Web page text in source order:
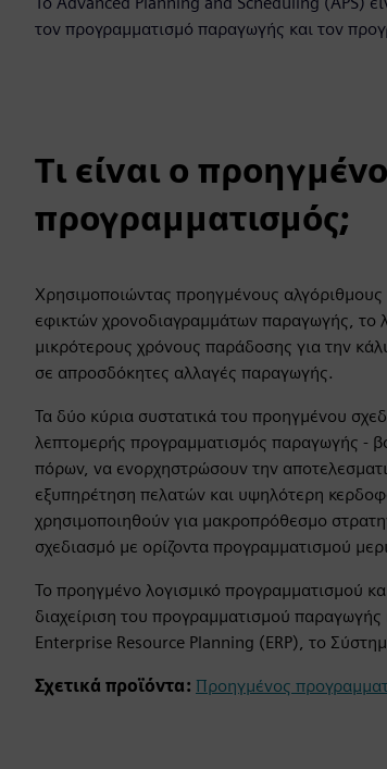
τον προγραμματισμό παραγωγής και τον
Τι είναι ο
προγραμματισμός;
Χρησιμοποιώντας προηγμένους αλγόριθμους
εφικτών χρονοδιαγραμμάτων παραγωγής, το
μικρότερους χρόνους παράδοσης για την
σε απροσδόκητες αλλαγές παραγωγής.
Τα δύο κύρια συστατικά του προηγμένου
λεπτομερής προγραμματισμός παραγωγής -
πόρων, να ενορχηστρώσουν την
εξυπηρέτηση πελατών και υψηλότερη
χρησιμοποιηθούν για μακροπρόθεσμο
σχεδιασμό με ορίζοντα προγραμματισμού
Το προηγμένο λογισμικό προγραμματισμού
διαχείριση του προγραμματισμού
Enterprise Resource Planning (ERP), το
Σχετικά προϊόντα: Προηγμένος